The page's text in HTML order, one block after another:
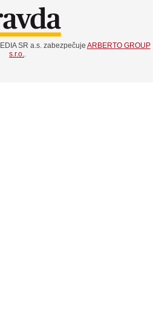
SR a.s. zabezpečuje ARBERTO GROUP
s.r.o.